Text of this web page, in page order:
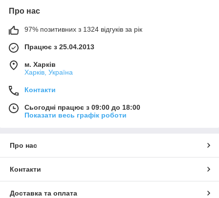
Про нас
97% позитивних з 1324 відгуків за рік
Працює з 25.04.2013
м. Харків
Харків, Україна
Контакти
Сьогодні працює з 09:00 до 18:00
Показати весь графік роботи
Про нас
Контакти
Доставка та оплата